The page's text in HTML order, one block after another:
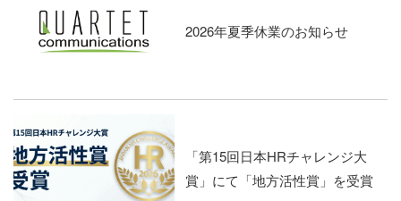
2026年夏季休業のお知らせ
「第15回日本HRチャレンジ大
賞」にて「地方活性賞」を受賞